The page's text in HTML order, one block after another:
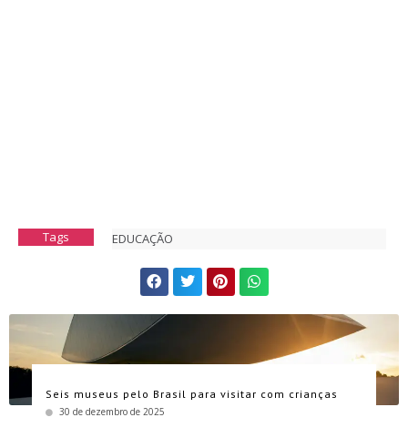
Tags EDUCAÇÃO
Seis museus pelo Brasil para visitar com crianças
30 de dezembro de 2025